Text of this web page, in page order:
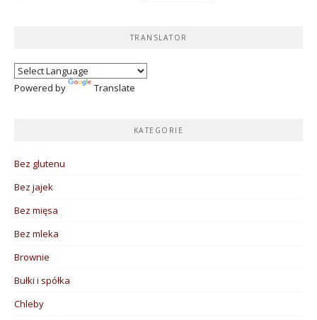
TRANSLATOR
Powered by Translate
KATEGORIE
Bez glutenu
Bez jajek
Bez mięsa
Bez mleka
Brownie
Bułki i spółka
Chleby